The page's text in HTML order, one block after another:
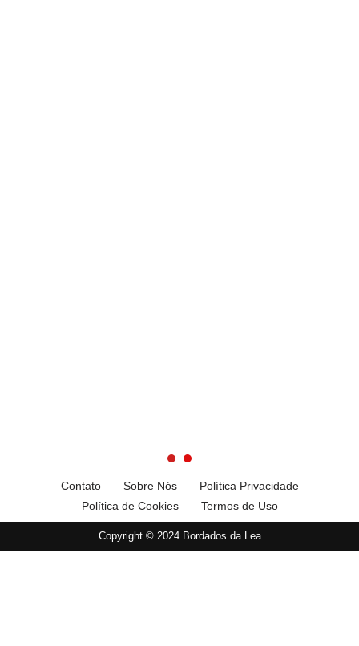
Contato Sobre Nós
Política Privacidade
Política de Cookies
Termos de Uso
Copyright © 2024 Bordados da Lea